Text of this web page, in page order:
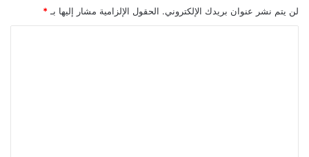
لن يتم نشر عنوان بريدك الإلكتروني. الحقول الإلزامية مشار إليها بـ *